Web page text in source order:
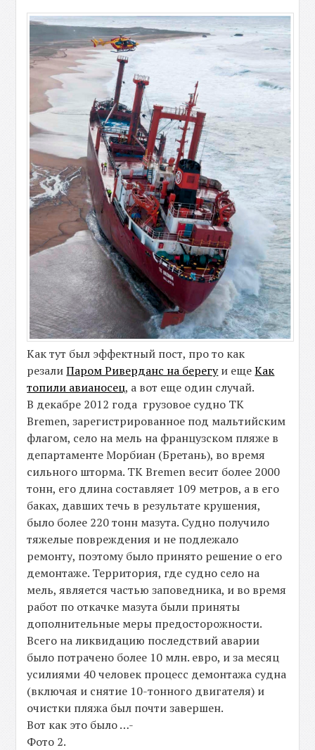
Как тут был эффектный пост, про то как
резалиПаром Риверданс на берегуи ещеКак
топили авианосец, а вот еще один случай.
В декабре 2012 года грузовое судно TK
Bremen, зарегистрированное под мальтийским
флагом, село на мель на французском пляже в
департаменте Морбиан (Бретань), во время
сильного шторма. TK Bremen весит более 2000
тонн, его длина составляет 109 метров, а в его
баках, давших течь в результате крушения,
было более 220 тонн мазута. Судно получило
тяжелые повреждения и не подлежало
ремонту, поэтому было принято решение о его
демонтаже. Территория, где судно село на
мель, является частью заповедника, и во время
работ по откачке мазута были приняты
дополнительные меры предосторожности.
Всего на ликвидацию последствий аварии
было потрачено более 10 млн. евро, и за месяц
усилиями 40 человек процесс демонтажа судна
(включая и снятие 10-тонного двигателя) и
очистки пляжа был почти завершен.
Вот как это было …-
Фото 2.